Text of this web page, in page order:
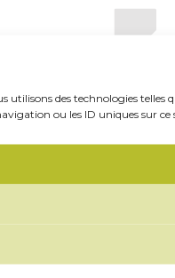
utilisons des technologies
ou les ID uniques sur